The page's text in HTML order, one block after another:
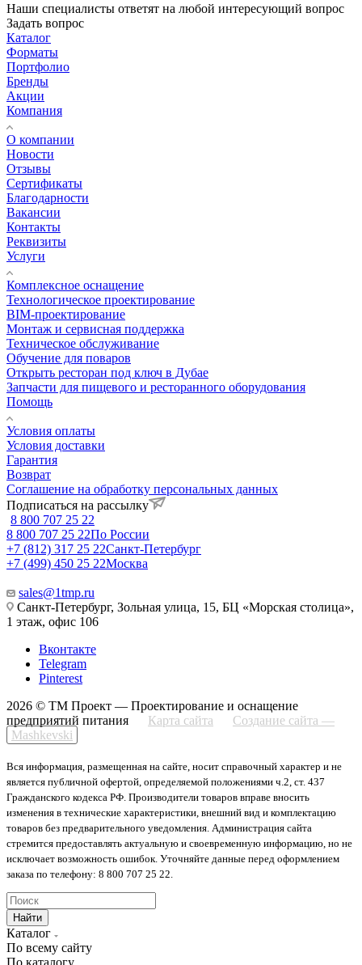
Наши специалисты ответят на любой интересующий вопрос
Задать вопрос
Каталог
Форматы
Портфолио
Бренды
Акции
Компания
О компании
Новости
Отзывы
Сертификаты
Благодарности
Вакансии
Контакты
Реквизиты
Услуги
Комплексное оснащение
Технологическое проектирование
BIM-проектирование
Монтаж и сервисная поддержка
Техническое обслуживание
Обучение для поваров
Открыть ресторан под ключ в Дубае
Запчасти для пищевого и ресторанного оборудования
Помощь
Условия оплаты
Условия доставки
Гарантия
Возврат
Соглашение на обработку персональных данных
Подписаться на рассылку
8 800 707 25 22
8 800 707 25 22По России
+7 (812) 317 25 22Санкт-Петербург
+7 (499) 450 25 22Москва
sales@1tmp.ru
Санкт-Петербург, Зольная улица, 15, БЦ «Морская столица»,
1 этаж, офис 106
Вконтакте
Telegram
Pinterest
2026 © ТМ Проект — Проектирование и оснащение
предприятий питания
Карта сайта
Создание сайта —
Mashkevski
Вся информация, размещенная на сайте, носит справочный характер и не
является публичной офертой, определяемой положениями ч.2, ст. 437
Гражданского кодекса РФ. Производители товаров вправе вносить
изменения в технические характеристики, внешний вид и комплектацию
товаров без предварительного уведомления. Администрация сайта
стремится предоставлять актуальную и своевременную информацию, но не
исключает возможность ошибок. Уточняйте данные перед оформлением
заказа по телефону: 8 800 707 25 22.
Найти
Каталог
По всему сайту
По каталогу